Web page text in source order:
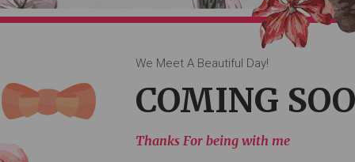
Will Come Togather Very